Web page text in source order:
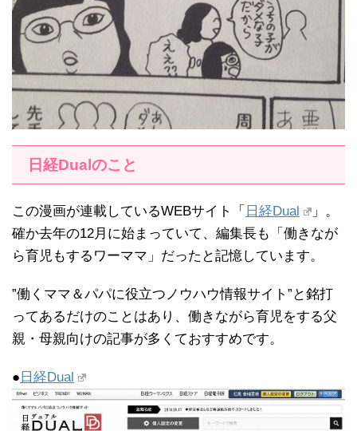
日経Dualのこと
この漫画が連載しているWEBサイト「 日経Dual
」。
確か去年の12月に始まっていて、編集長も「働きなが
ら育児もするワーママ」だったと記憶しています。
”働くママ＆パパに役立つノウハウ情報サイト”と銘打
ってあるだけのことはあり、働きながら育児をする父
親・母親向けの記事が多くておすすめです。
● 日経Dual